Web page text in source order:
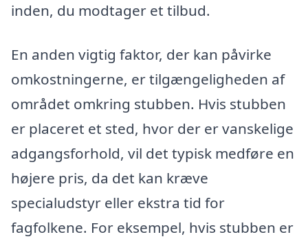
inden, du modtager et tilbud.
En anden vigtig faktor, der kan påvirke
omkostningerne, er tilgængeligheden af
området omkring stubben. Hvis stubben
er placeret et sted, hvor der er vanskelige
adgangsforhold, vil det typisk medføre en
højere pris, da det kan kræve
specialudstyr eller ekstra tid for
fagfolkene. For eksempel, hvis stubben er